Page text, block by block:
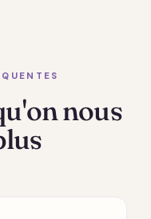
nous